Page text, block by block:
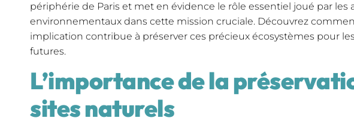
périphérie de Paris et met en évidence le rôle essentiel joué par les
environnementaux dans cette mission cruciale. Découvrez
implication contribue à préserver ces précieux écosystèmes pour
futures.
L’importance de la
sites naturels